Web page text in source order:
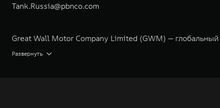
Tank.Russia@pbnco.com
Great Wall Motor Company Limited (GWM) —
экологичном производстве. Компания была
Развернуть